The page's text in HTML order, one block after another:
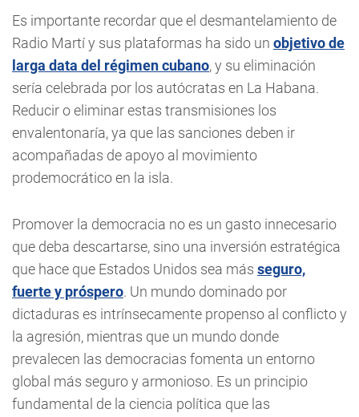
Es importante recordar que el desmantelamiento de
Radio Martí y sus plataformas ha sido un objetivo de
larga data del régimen cubano, y su eliminación
sería celebrada por los autócratas en La Habana.
Reducir o eliminar estas transmisiones los
envalentonaría, ya que las sanciones deben ir
acompañadas de apoyo al movimiento
prodemocrático en la isla.
Promover la democracia no es un gasto innecesario
que deba descartarse, sino una inversión estratégica
que hace que Estados Unidos sea más seguro,
fuerte y próspero. Un mundo dominado por
dictaduras es intrínsecamente propenso al conflicto y
la agresión, mientras que un mundo donde
prevalecen las democracias fomenta un entorno
global más seguro y armonioso. Es un principio
fundamental de la ciencia política que las